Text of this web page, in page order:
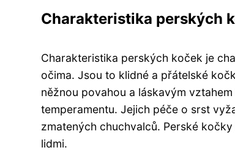
Charakteristika perských
Charakteristika perských koček je
očima. Jsou to klidné a přátelské
něžnou povahou a láskavým
temperamentu. Jejich péče o srst
zmatených chuchvalců. Perské
lidmi.